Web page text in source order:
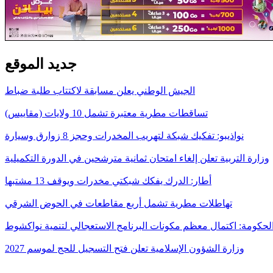
جديد الموقع
الجيش الوطني يعلن مسابقة لاكتتاب طلبة ضباط
تساقطات مطرية معتبرة تشمل 10 ولايات (مقاييس)
نواذيبو: تفكيك شبكة لتهريب المخدرات وحجز 8 زوارق وسيارة
وزارة التربية تعلن إلغاء امتحان ثمانية مترشحين في الدورة التكميلية
أطار: الدرك يفكك شبكتي مخدرات ويوقف 13 مشتبها
تهاطلات مطرية تشمل أربع مقاطعات في الحوض الشرقي
اكتمال معظم مكونات البرنامج الاستعجالي لتنمية نواكشوط
وزارة الشؤون الإسلامية تعلن فتح التسجيل للحج لموسم 2027